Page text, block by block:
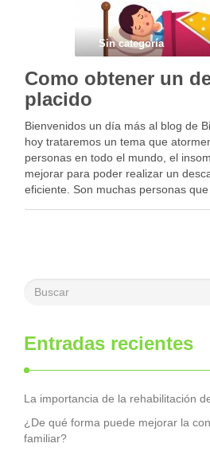
Sin categoría
Como obtener un
placido
Bienvenidos un día más al blog de
hoy trataremos un tema que
personas en todo el mundo, el
mejorar para poder realizar un
eficiente. Son muchas personas
Entradas recientes
La importancia de la rehabilitación
¿De qué forma puede mejorar la
familiar?